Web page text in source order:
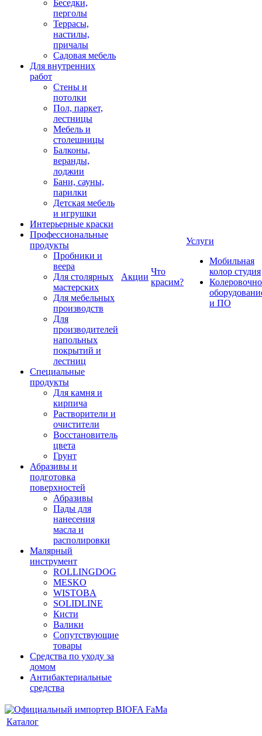
Беседки,
перголы
Террасы,
настилы,
причалы
Садовая мебель
Для внутренних
работ
Стены и
потолки
Пол, паркет,
лестницы
Мебель и
столешницы
Балконы,
веранды,
лоджии
Бани, сауны,
парилки
Детская мебель
и игрушки
Интерьерные краски
Профессиональные
продукты
Пробники и
веера
Для столярных
мастерских
Для мебельных
производств
Для
производителей
напольных
покрытий и
лестниц
Специальные
продукты
Для камня и
кирпича
Растворители и
очистители
Восстановитель
цвета
Грунт
Абразивы и
подготовка
поверхностей
Абразивы
Пады для
нанесения
масла и
располировки
Малярный
инструмент
ROLLINGDOG
MESKO
WISTOBA
SOLIDLINE
Кисти
Валики
Сопутствующие
товары
Средства по уходу за
домом
Антибактериальные
средства
Акции
Что
красим?
Услуги
Мобильная
колор студия
и ПО
Каталог